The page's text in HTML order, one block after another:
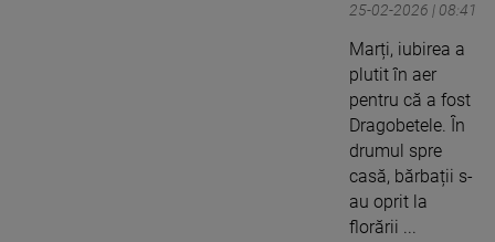
25-02-2026 | 08:41
Marți, iubirea a
plutit în aer
pentru că a fost
Dragobetele. În
drumul spre
casă, bărbații s-
au oprit la
florării ...